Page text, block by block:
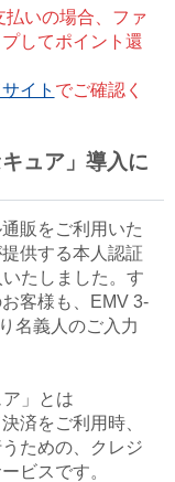
払いの場合、ファ
してポイント還
イト でご確認く
ュア」導入に
販をご利用いた
供する本人認証
たしました。す
客様も、EMV 3-
名義人のご入力
」とは
済をご利用時、
ための、クレジ
ビスです。